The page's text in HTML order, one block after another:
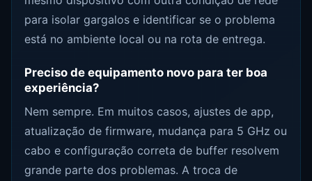
para isolar gargalos e identificar se o problema
está no ambiente local ou na rota de entrega.
Preciso de equipamento novo para ter boa
experiência?
Nem sempre. Em muitos casos, ajustes de app,
atualização de firmware, mudança para 5 GHz ou
cabo e configuração correta de buffer resolvem
grande parte dos problemas. A troca de